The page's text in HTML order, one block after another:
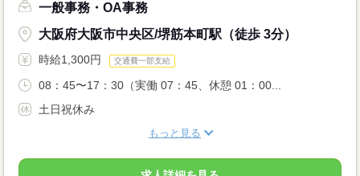
一般事務・OA事務
大阪府大阪市中央区/堺筋本町駅（徒歩 3分）
時給1,300円 交通費一部支給
08：45〜17：30（実働 07：45、休憩 01：00...
土日祝休み
もっと見る